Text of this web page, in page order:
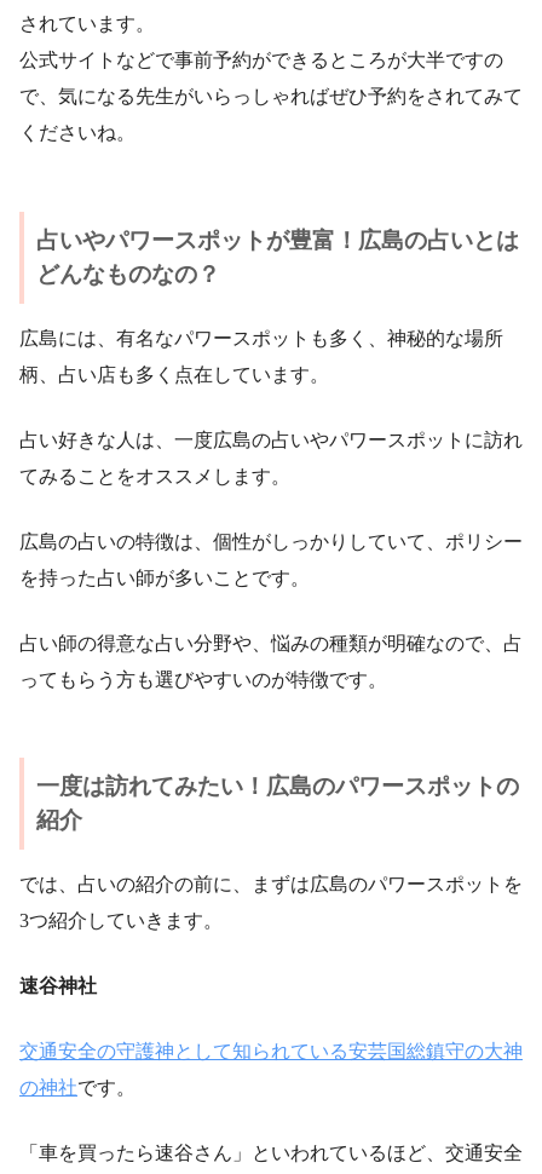
されています。
公式サイトなどで事前予約ができるところが大半ですの
で、気になる先生がいらっしゃればぜひ予約をされてみて
くださいね。
占いやパワースポットが豊富！広島の占いとは
どんなものなの？
広島には、有名なパワースポットも多く、神秘的な場所
柄、占い店も多く点在しています。
占い好きな人は、一度広島の占いやパワースポットに訪れ
てみることをオススメします。
広島の占いの特徴は、個性がしっかりしていて、ポリシー
を持った占い師が多いことです。
占い師の得意な占い分野や、悩みの種類が明確なので、占
ってもらう方も選びやすいのが特徴です。
一度は訪れてみたい！広島のパワースポットの
紹介
では、占いの紹介の前に、まずは広島のパワースポットを
3つ紹介していきます。
速谷神社
交通安全の守護神として知られている安芸国総鎮守の大神
の神社です。
「車を買ったら速谷さん」といわれているほど、交通安全